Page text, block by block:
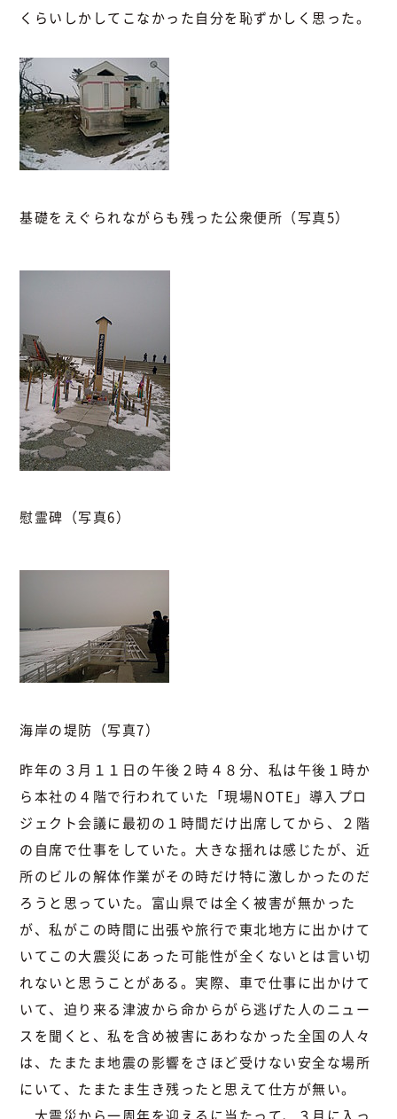
くらいしかしてこなかった自分を恥ずかしく思った。
基礎をえぐられながらも残った公衆便所（写真5）
慰霊碑（写真6）
海岸の堤防（写真7）
昨年の３月１１日の午後２時４８分、私は午後１時か
ら本社の４階で行われていた「現場NOTE」導入プロ
ジェクト会議に最初の１時間だけ出席してから、２階
の自席で仕事をしていた。大きな揺れは感じたが、近
所のビルの解体作業がその時だけ特に激しかったのだ
ろうと思っていた。富山県では全く被害が無かった
が、私がこの時間に出張や旅行で東北地方に出かけて
いてこの大震災にあった可能性が全くないとは言い切
れないと思うことがある。実際、車で仕事に出かけて
いて、迫り来る津波から命からがら逃げた人のニュー
スを聞くと、私を含め被害にあわなかった全国の人々
は、たまたま地震の影響をさほど受けない安全な場所
にいて、たまたま生き残ったと思えて仕方が無い。